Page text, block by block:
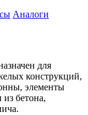
Аналоги
для
конструкций,
элементы
бетона,